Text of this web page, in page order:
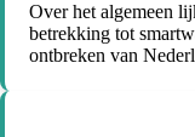
Over het algemeen
betrekking tot
ontbreken van